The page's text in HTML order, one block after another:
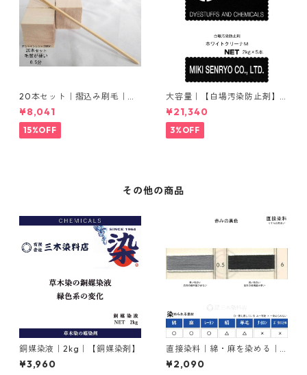
20本セット｜摺込み刷毛｜夏
毛（毛質が硬い）0.5分
¥8,041
15%OFF
大容量｜【白場汚染防止剤】
｜2kg×5本｜ホワイトクリー
ナＭ
¥21,340
3%OFF
その他の商品
銅媒染液｜2kg｜【銅媒染剤】
¥3,960
直接染料｜綿・麻を染める｜2
0g｜ダイレクトファストブラ
ックRC（赤みの黒色）
¥2,090